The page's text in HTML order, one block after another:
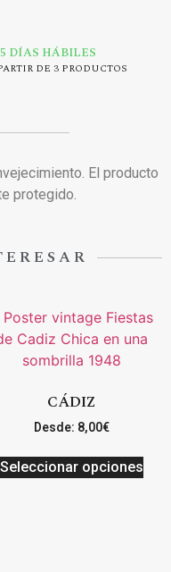
DÍAS HÁBILES
DE 3 PRODUCTOS
El producto
protegido.
CÁDIZ
Desde: 8,00€
Seleccionar opciones